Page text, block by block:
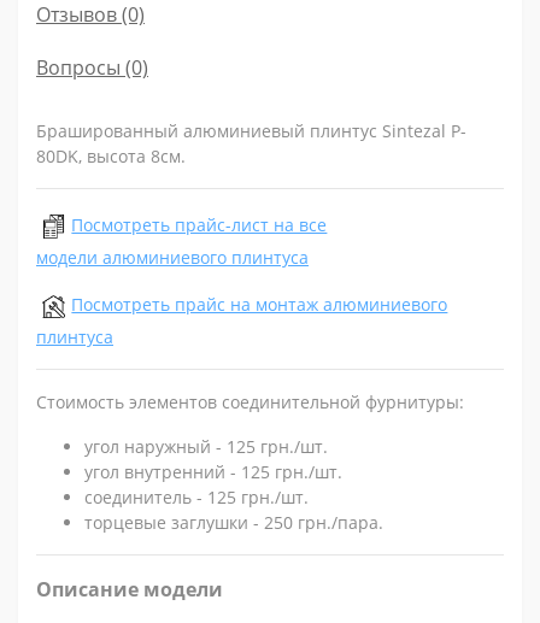
Отзывов (0)
Вопросы (0)
Брашированный алюминиевый плинтус Sintezal P-
80DK, высота 8cм.
Посмотреть прайс-лист на все
модели алюминиевого плинтуса
Посмотреть прайс на монтаж алюминиевого
плинтуса
Стоимость элементов соединительной фурнитуры:
угол наружный - 125 грн./шт.
угол внутренний - 125 грн./шт.
соединитель - 125 грн./шт.
торцевые заглушки - 250 грн./пара.
Описание модели